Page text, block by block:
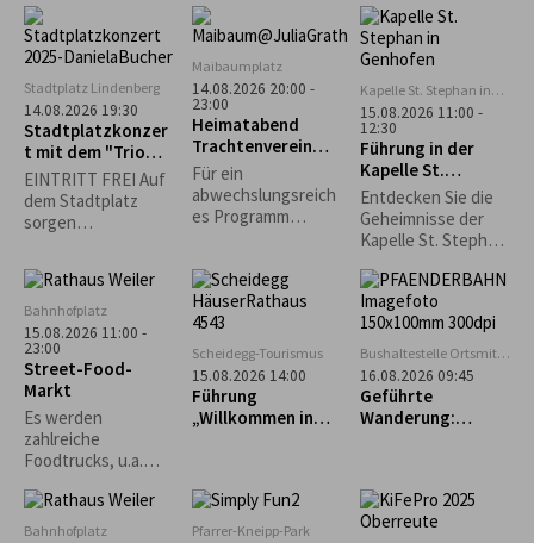
asiatisch und vieles
mehr erwartet.
Stadtplatz Lindenberg
14.08.2026 19:30
Stadtplatzkonzer
t mit dem "Trio
Spontan"
EINTRITT FREI Auf
dem Stadtplatz
sorgen
Vereine für
Sitzgelegenheiten
und das leibliche
Wohl. *Die
Veranstaltung
findet nur bei
trockenem Wetter
statt.*
Maibaumplatz
14.08.2026 20:00 -
23:00
Heimatabend
Trachtenverein
Stiefenhofen
Für ein
abwechslungsreich
es Programm
Kindergruppe und
die aktiven Plattler.
Kapelle St. Stephan in
Genhofen
15.08.2026 11:00 -
12:30
Führung in der
Kapelle St.
Stephan in
Genhofen
Entdecken Sie die
Geheimnisse der
Kapelle St. Stephan
einer exklusiven
Führung mit
Heimatpfleger
Georg King!
Bahnhofplatz
15.08.2026 11:00 -
23:00
Street-Food-
Markt
Es werden
zahlreiche
Foodtrucks, u.a.
asiatisch und vieles
mehr erwartet.
Scheidegg-Tourismus
15.08.2026 14:00
Führung
„Willkommen in
Bushaltestelle Ortsmitte
Scheidegg
16.08.2026 09:45
Geführte
Wanderung:
Bahnhofplatz Pfarrer-Kneipp-Park